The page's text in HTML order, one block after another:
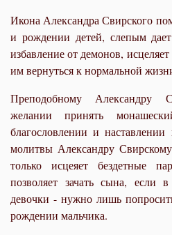
Икона Александра Свирского
и рождении детей, слепым
избавление от демонов,
им вернуться к нормальной
Преподобному Александру
желании принять
благословлении и
молитвы Александру
только исцеяет бездетные
позволяет зачать сына, если
девочки - нужно лишь
рождении мальчика.